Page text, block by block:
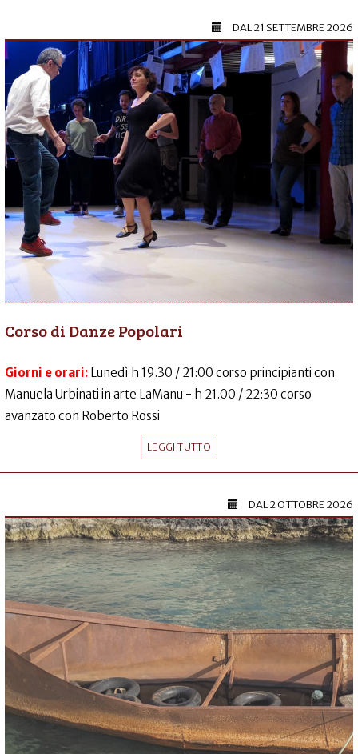
DAL21 SETTEMBRE 2026
Corso di Danze Popolari
Giorni e orari: Lunedì h 19.30 / 21:00 corso principianti con
Manuela Urbinati in arte LaManu - h 21.00 / 22:30 corso
avanzato con Roberto Rossi
LEGGI TUTTO
DAL2 OTTOBRE 2026